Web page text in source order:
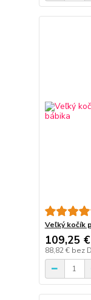
Veľký kočík
109,25 €
88,82 € bez